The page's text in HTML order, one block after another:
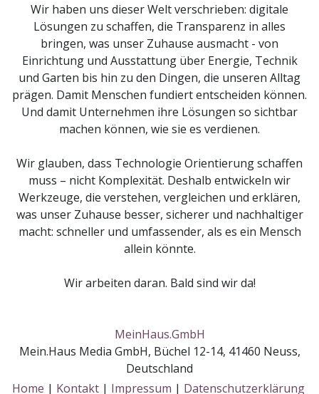
Wir haben uns dieser Welt verschrieben: digitale
Lösungen zu schaffen, die Transparenz in alles
bringen, was unser Zuhause ausmacht - von
Einrichtung und Ausstattung über Energie, Technik
und Garten bis hin zu den Dingen, die unseren Alltag
prägen. Damit Menschen fundiert entscheiden können.
Und damit Unternehmen ihre Lösungen so sichtbar
machen können, wie sie es verdienen.
Wir glauben, dass Technologie Orientierung schaffen
muss – nicht Komplexität. Deshalb entwickeln wir
Werkzeuge, die verstehen, vergleichen und erklären,
was unser Zuhause besser, sicherer und nachhaltiger
macht: schneller und umfassender, als es ein Mensch
allein könnte.
Wir arbeiten daran. Bald sind wir da!
MeinHaus.GmbH
Mein.Haus Media GmbH, Büchel 12-14, 41460 Neuss,
Deutschland
Home | Kontakt| Impressum | Datenschutzerklärung